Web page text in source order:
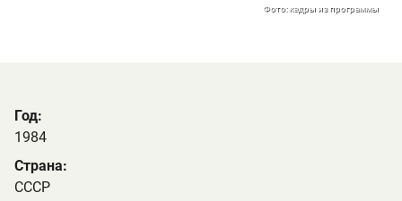
Фото: кадры из программы
Год:
1984
Страна:
СССР